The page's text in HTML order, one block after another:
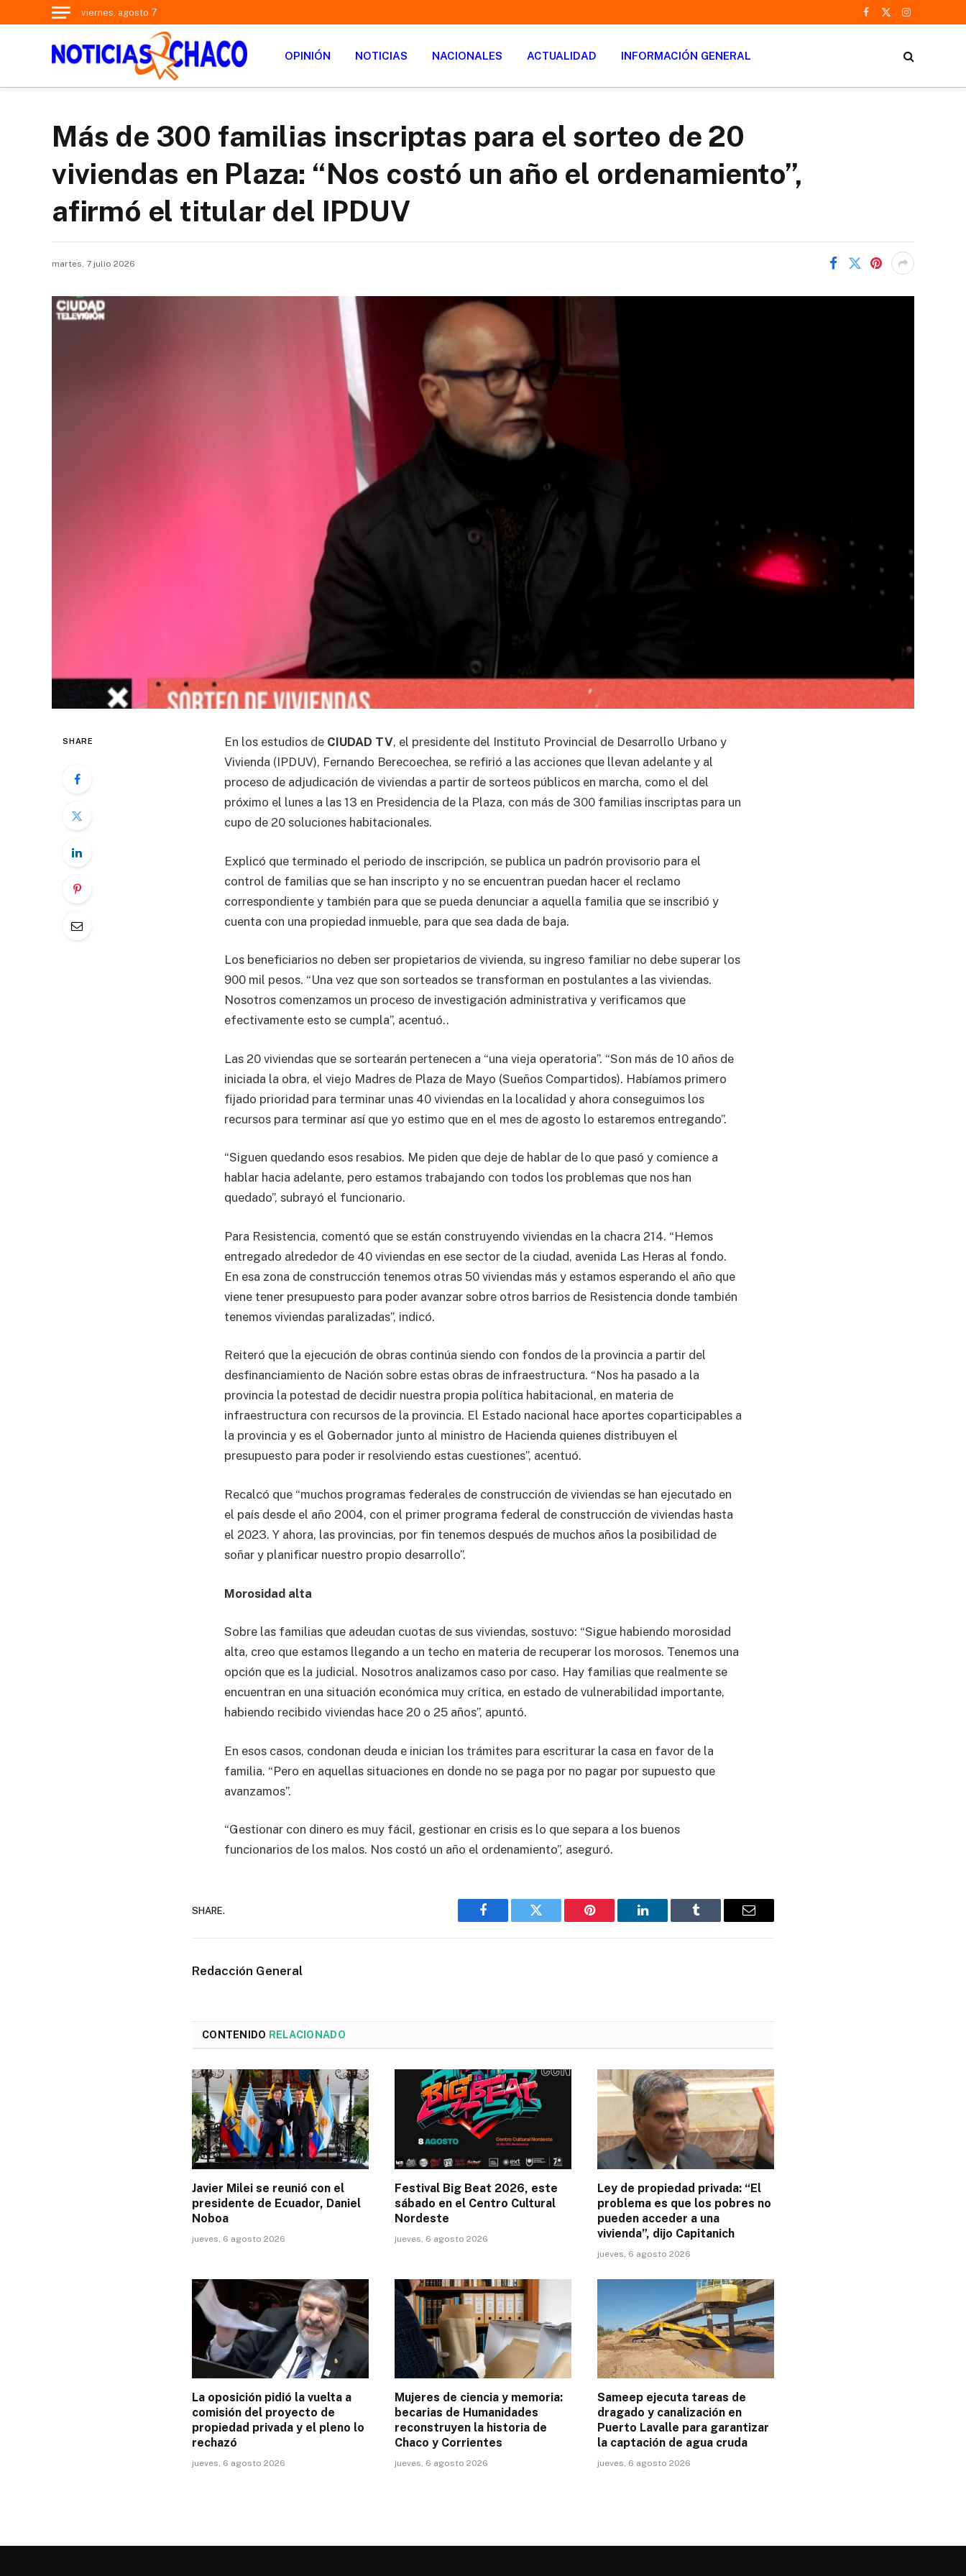
viernes, agosto 7
Facebook
X
Instagram
OPINIÓN NOTICIAS NACIONALES ACTUALIDAD INFORMACIÓN GENERAL
Más de 300 familias inscriptas para el sorteo de 20
viviendas en Plaza: “Nos costó un año el ordenamiento”,
afirmó el titular del IPDUV
martes, 7 julio 2026
SHARE En los estudios de CIUDAD TV, el presidente del Instituto Provincial de Desarrollo Urbano y
Vivienda (IPDUV), Fernando Berecoechea, se refirió a las acciones que llevan adelante y al
proceso de adjudicación de viviendas a partir de sorteos públicos en marcha, como el del
próximo el lunes a las 13 en Presidencia de la Plaza, con más de 300 familias inscriptas para un
cupo de 20 soluciones habitacionales.
Explicó que terminado el periodo de inscripción, se publica un padrón provisorio para el
control de familias que se han inscripto y no se encuentran puedan hacer el reclamo
correspondiente y también para que se pueda denunciar a aquella familia que se inscribió y
cuenta con una propiedad inmueble, para que sea dada de baja.
Los beneficiarios no deben ser propietarios de vivienda, su ingreso familiar no debe superar los
900 mil pesos. “Una vez que son sorteados se transforman en postulantes a las viviendas.
Nosotros comenzamos un proceso de investigación administrativa y verificamos que
efectivamente esto se cumpla”, acentuó..
Las 20 viviendas que se sortearán pertenecen a “una vieja operatoria”. “Son más de 10 años de
iniciada la obra, el viejo Madres de Plaza de Mayo (Sueños Compartidos). Habíamos primero
fijado prioridad para terminar unas 40 viviendas en la localidad y ahora conseguimos los
recursos para terminar así que yo estimo que en el mes de agosto lo estaremos entregando”.
“Siguen quedando esos resabios. Me piden que deje de hablar de lo que pasó y comience a
hablar hacia adelante, pero estamos trabajando con todos los problemas que nos han
quedado”, subrayó el funcionario.
Para Resistencia, comentó que se están construyendo viviendas en la chacra 214. “Hemos
entregado alrededor de 40 viviendas en ese sector de la ciudad, avenida Las Heras al fondo.
En esa zona de construcción tenemos otras 50 viviendas más y estamos esperando el año que
viene tener presupuesto para poder avanzar sobre otros barrios de Resistencia donde también
tenemos viviendas paralizadas”, indicó.
Reiteró que la ejecución de obras continúa siendo con fondos de la provincia a partir del
desfinanciamiento de Nación sobre estas obras de infraestructura. “Nos ha pasado a la
provincia la potestad de decidir nuestra propia política habitacional, en materia de
infraestructura con recursos de la provincia. El Estado nacional hace aportes coparticipables a
la provincia y es el Gobernador junto al ministro de Hacienda quienes distribuyen el
presupuesto para poder ir resolviendo estas cuestiones”, acentuó.
Recalcó que “muchos programas federales de construcción de viviendas se han ejecutado en
el país desde el año 2004, con el primer programa federal de construcción de viviendas hasta
el 2023. Y ahora, las provincias, por fin tenemos después de muchos años la posibilidad de
soñar y planificar nuestro propio desarrollo”.
Morosidad alta
Sobre las familias que adeudan cuotas de sus viviendas, sostuvo: “Sigue habiendo morosidad
alta, creo que estamos llegando a un techo en materia de recuperar los morosos. Tenemos una
opción que es la judicial. Nosotros analizamos caso por caso. Hay familias que realmente se
encuentran en una situación económica muy crítica, en estado de vulnerabilidad importante,
habiendo recibido viviendas hace 20 o 25 años”, apuntó.
En esos casos, condonan deuda e inician los trámites para escriturar la casa en favor de la
familia. “Pero en aquellas situaciones en donde no se paga por no pagar por supuesto que
avanzamos”.
“Gestionar con dinero es muy fácil, gestionar en crisis es lo que separa a los buenos
funcionarios de los malos. Nos costó un año el ordenamiento”, aseguró.
SHARE.
Facebook Twitter Pinterest LinkedIn Tumblr Email
Redacción General
CONTENIDO RELACIONADO
Javier Milei se reunió con el
presidente de Ecuador, Daniel
Noboa
jueves, 6 agosto 2026
Festival Big Beat 2026, este
sábado en el Centro Cultural
Nordeste
jueves, 6 agosto 2026
Ley de propiedad privada: “El
problema es que los pobres no
pueden acceder a una
vivienda”, dijo Capitanich
jueves, 6 agosto 2026
La oposición pidió la vuelta a
comisión del proyecto de
propiedad privada y el pleno lo
rechazó
jueves, 6 agosto 2026
Mujeres de ciencia y memoria:
becarias de Humanidades
reconstruyen la historia de
Chaco y Corrientes
jueves, 6 agosto 2026
Sameep ejecuta tareas de
dragado y canalización en
Puerto Lavalle para garantizar
la captación de agua cruda
jueves, 6 agosto 2026